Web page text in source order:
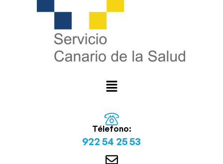
Télefono:
922 54 25 53